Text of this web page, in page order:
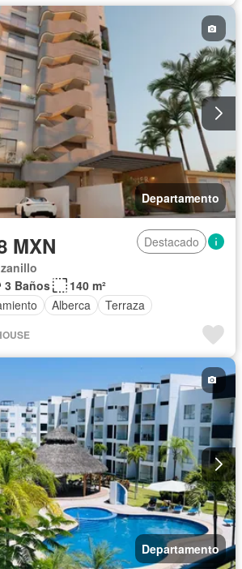
Departamento
MXN
Destacado
3 Baños
140 m²
Alberca Terraza
Departamento